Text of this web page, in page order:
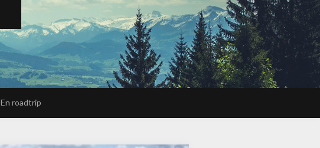
En roadtrip